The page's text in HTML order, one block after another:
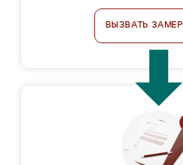
ВЫЗВАТЬ